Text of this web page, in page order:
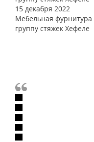
15 декабря 2022
Мебельная
группу стяжек Хефеле